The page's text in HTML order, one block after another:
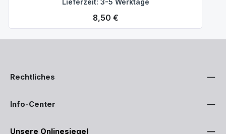
Regulärer Preis:
8,50 €
Rechtliches
Info-Center
Unsere Onlinesiegel